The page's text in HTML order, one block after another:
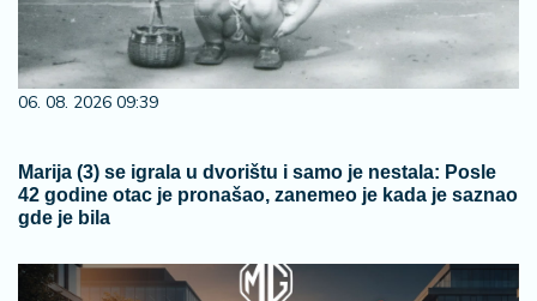
06. 08. 2026 09:39
Marija (3) se igrala u dvorištu i samo je nestala: Posle
42 godine otac je pronašao, zanemeo je kada je saznao
gde je bila